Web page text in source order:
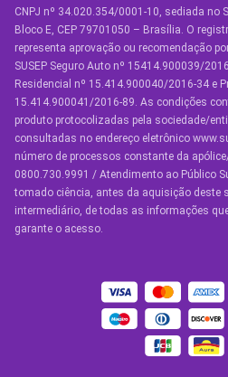
Seguro Auto para Terceiros
Seguro por Marcas de Carro
Seguro Residencial
Seguro de Vida
Manual de Assistências
Condições Gerais
OUTROS SERVIÇOS
CNPJ nº 34.020.354/0001-10, sediada no
Bloco E, CEP 79701050 – Brasília. O
representa aprovação ou recomendação
SUSEP Seguro Auto nº 15414.900039/
Residencial nº 15.414.900040/2016-34 e
15.414.900041/2016-89. As condições
produto protocolizadas pela sociedade/
consultadas no endereço eletrônico
número de processos constante da
0800.730.9991 / Atendimento ao Público
tomado ciência, antes da aquisição deste
intermediário, de todas as informações
garante o acesso.